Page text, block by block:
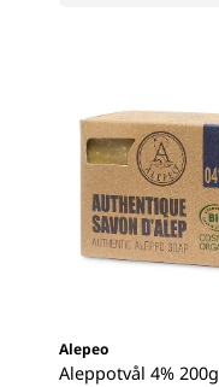
Alepeo
Aleppotvål 4% 200g